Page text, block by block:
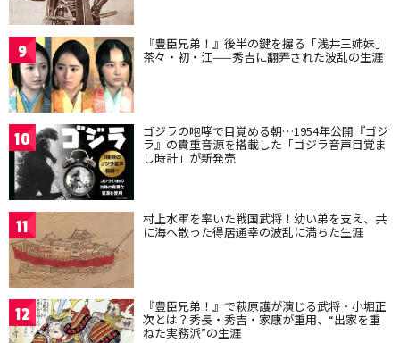
9 『豊臣兄弟！』後半の鍵を握る「浅井三姉妹」
茶々・初・江——秀吉に翻弄された波乱の生涯
10 ゴジラの咆哮で目覚める朝…1954年公開『ゴジ
ラ』の貴重音源を搭載した「ゴジラ音声目覚ま
し時計」が新発売
11 村上水軍を率いた戦国武将！幼い弟を支え、共
に海へ散った得居通幸の波乱に満ちた生涯
12 『豊臣兄弟！』で萩原護が演じる武将・小堀正
次とは？秀長・秀吉・家康が重用、“出家を重
ねた実務派”の生涯